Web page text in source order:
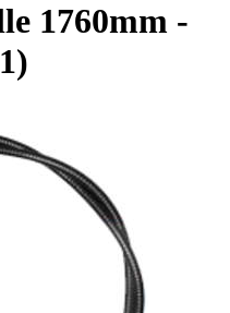
1760mm -